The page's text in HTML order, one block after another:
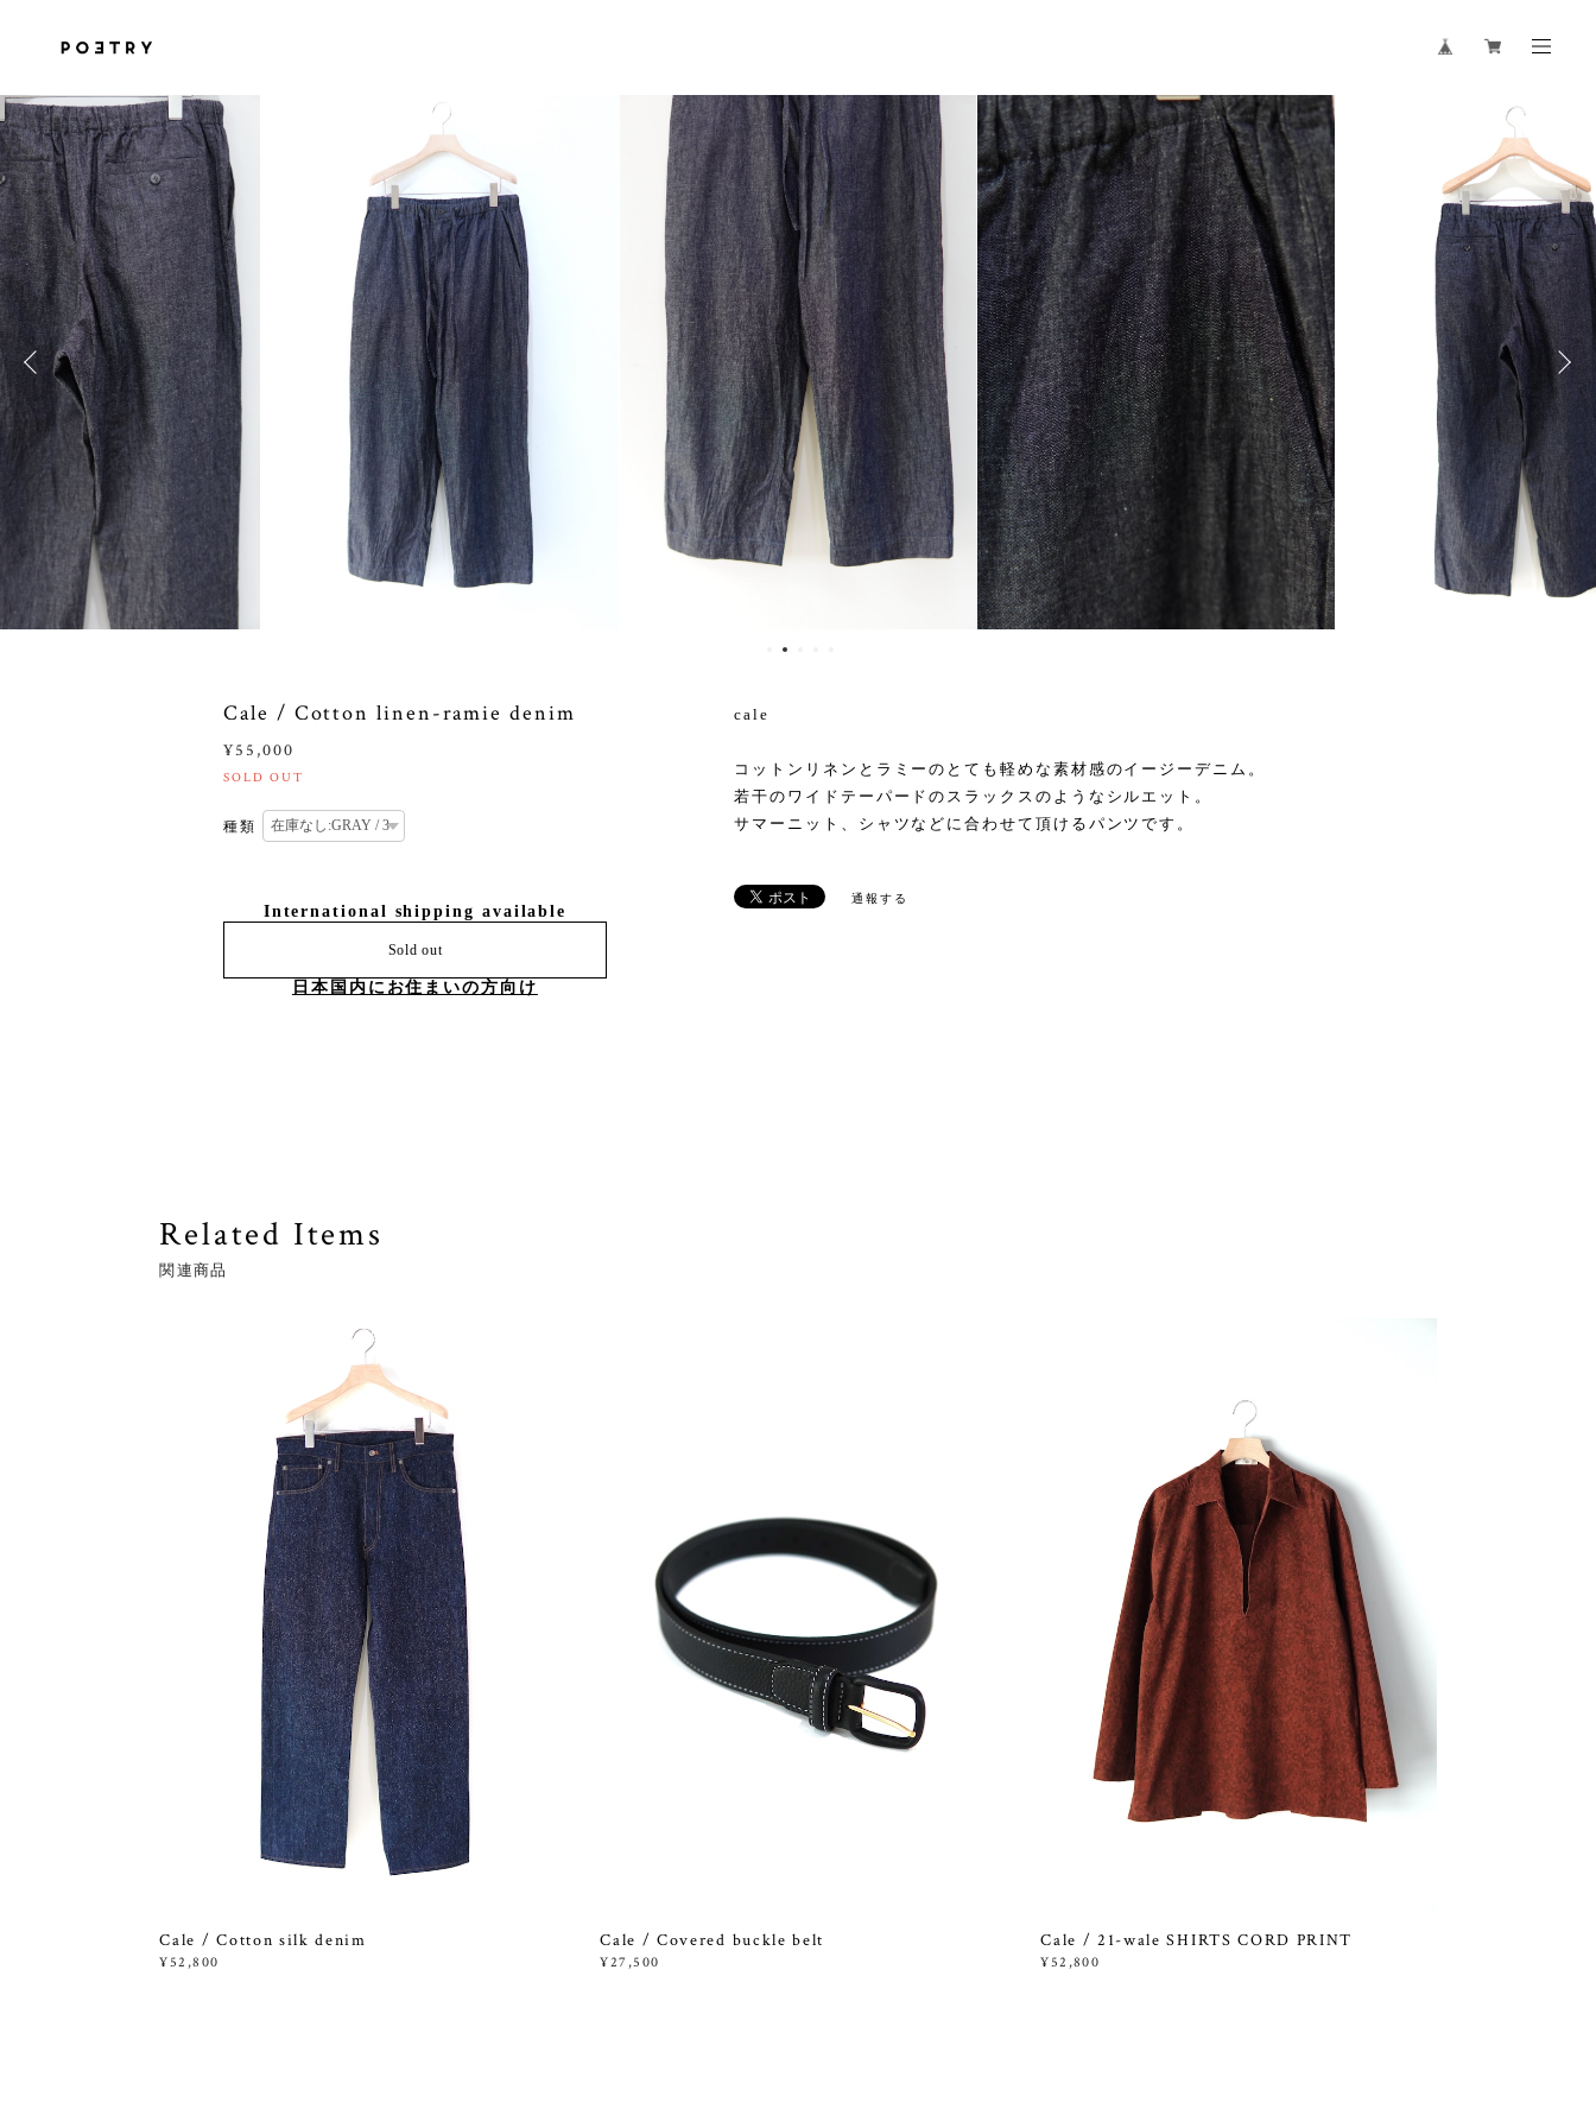
Cale / Cotton linen-ramie denim
¥55,000
SOLD OUT
種類
International shipping available
Sold out
日本国内にお住まいの方向け
cale
コットンリネンとラミーのとても軽めな素材感のイージーデニム。
若干のワイドテーパードのスラックスのようなシルエット。
サマーニット、シャツなどに合わせて頂けるパンツです。
通報する
Related Items
関連商品
Cale / Cotton silk denim
¥52,800
Cale / Covered buckle belt
¥27,500
Cale / 21-wale SHIRTS CORD PRINT
¥52,800